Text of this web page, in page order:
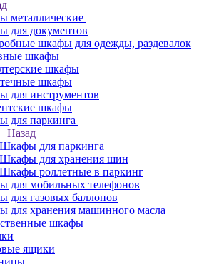
металлические
для документов
шкафы для одежды, раздевалок
шкафы
шкафы
шкафы
для инструментов
шкафы
для паркинга
Назад
Шкафы для паркинга
Шкафы для хранения шин
Шкафы роллетные в паркинг
для мобильных телефонов
для газовых баллонов
для хранения машинного масла
шкафы
ящики